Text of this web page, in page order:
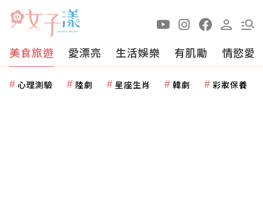
美食旅遊 愛漂亮 生活娛樂 有肌勵 情慾愛
心理測驗 陸劇 星座生肖 韓劇 彩妝保養